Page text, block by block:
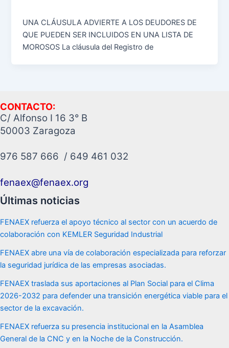
UNA CLÁUSULA ADVIERTE A LOS DEUDORES DE
QUE PUEDEN SER INCLUIDOS EN UNA LISTA DE
MOROSOS La cláusula del Registro de
CONTACTO:
C/ Alfonso I 16 3° B
50003 Zaragoza
976 587 666 / 649 461 032
fenaex@fenaex.org
Últimas noticias
FENAEX refuerza el apoyo técnico al sector con un acuerdo de
colaboración con KEMLER Seguridad Industrial
FENAEX abre una vía de colaboración especializada para reforzar
la seguridad jurídica de las empresas asociadas.
FENAEX traslada sus aportaciones al Plan Social para el Clima
2026-2032 para defender una transición energética viable para el
sector de la excavación.
FENAEX refuerza su presencia institucional en la Asamblea
General de la CNC y en la Noche de la Construcción.